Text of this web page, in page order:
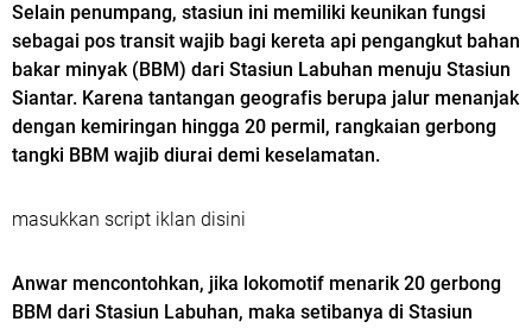
Selain penumpang, stasiun ini memiliki keunikan fungsi
sebagai pos transit wajib bagi kereta api pengangkut bahan
bakar minyak (BBM) dari Stasiun Labuhan menuju Stasiun
Siantar. Karena tantangan geografis berupa jalur menanjak
dengan kemiringan hingga 20 permil, rangkaian gerbong
tangki BBM wajib diurai demi keselamatan.
masukkan script iklan disini
Anwar mencontohkan, jika lokomotif menarik 20 gerbong
BBM dari Stasiun Labuhan, maka setibanya di Stasiun